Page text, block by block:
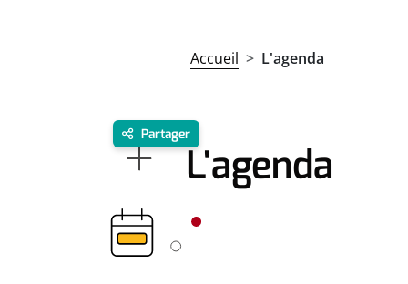
Fil d'Ariane
Accueil L'agenda
L'agenda
Partager